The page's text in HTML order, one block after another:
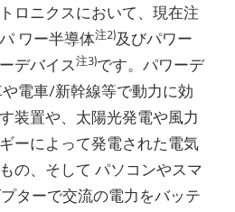
ロニクスにおいて、現在注
ワー半導体注2)及びパワー
デバイス注3)です。パワーデ
電車/新幹線等で動力に効
装置や、太陽光発電や風力
ーによって発電された電気
の、そして パソコンやスマ
ターで交流の電力をバッテ